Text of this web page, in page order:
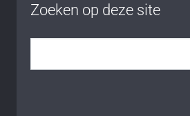
Zoeken op deze site